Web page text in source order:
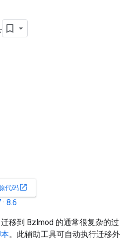
代码open_in_new
· 8.6
迁移到 Bzlmod 的通常很复杂的过
。此辅助工具可自动执行迁移外